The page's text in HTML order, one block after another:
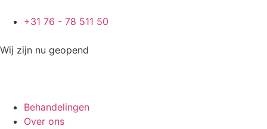
+31 76 - 78 511 50
Wij zijn nu geopend
Behandelingen
Over ons